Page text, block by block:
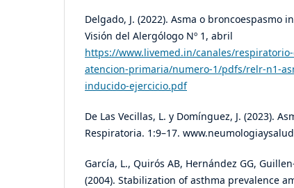
Delgado, J. (2022). Asma o broncoespasmo
Visión del Alergólogo Nº 1, abril
https://www.livemed.in/canales/
atencion-primaria/numero-1/pdfs/relr-n1-
inducido-ejercicio.pdf
De Las Vecillas, L. y Domínguez, J. (2023).
Respiratoria. 1:9–17.
García, L., Quirós AB, Hernández GG,
(2004). Stabilization of asthma prevalence